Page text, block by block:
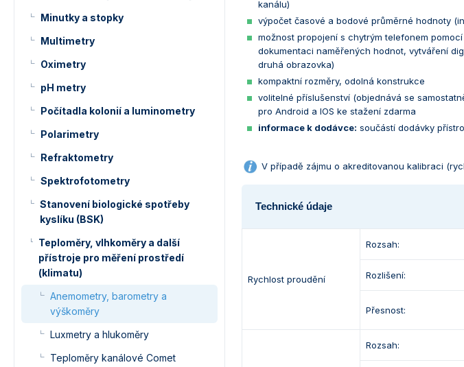
Minutky a stopky
Multimetry
Oximetry
pH metry
Počítadla kolonií a luminometry
Polarimetry
Refraktometry
Spektrofotometry
Stanovení biologické spotřeby
kyslíku (BSK)
Teploměry, vlhkoměry a další
přístroje pro měření prostředí
(klimatu)
Anemometry, barometry a
výškoměry
Luxmetry a hlukoměry
Teploměry kanálové Comet
kanálu)
výpočet časové a bodové průměrné hodnoty
možnost propojení s chytrým telefonem
dokumentaci naměřených hodnot, vytváření
druhá obrazovka)
kompaktní rozměry, odolná konstrukce
volitelné příslušenství (objednává se
pro Android a IOS ke stažení zdarma
informace k dodávce: součástí dodávky
V případě zájmu o akreditovanou kalibraci
Technické údaje
Rychlost proudění
Rozsah:
Rozlišení:
Přesnost:
Rozsah: